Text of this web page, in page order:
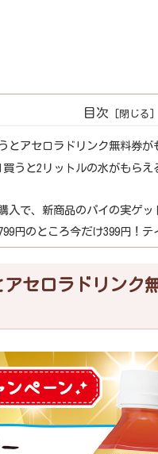
目次
とアセロラドリンク無料券
買うと2リットルの水がもら
入で、新商品のパイの実ゲ
円のところ今だけ399円！
アセロラドリン